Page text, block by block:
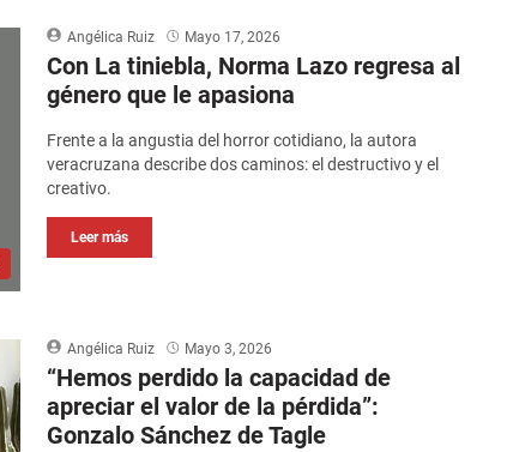
Angélica Ruiz Mayo 17, 2026
Con La tiniebla, Norma Lazo regresa al
género que le apasiona
Frente a la angustia del horror cotidiano, la autora
veracruzana describe dos caminos: el destructivo y el
creativo.
Leer más
Angélica Ruiz Mayo 3, 2026
“Hemos perdido la capacidad de
apreciar el valor de la pérdida”:
Gonzalo Sánchez de Tagle